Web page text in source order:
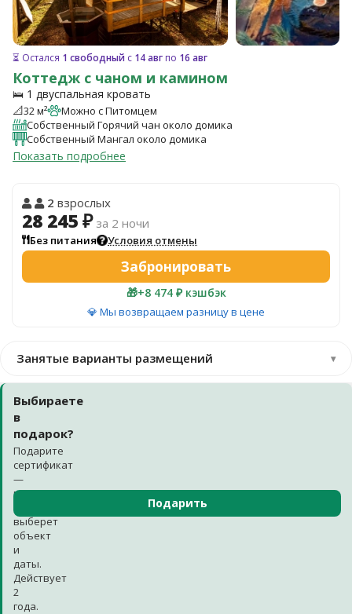
⏳ Остался 1 свободный с 14 авг по 16 авг
Коттедж с чаном и камином
🛌 1 двуспальная кровать
📐32 м²
Можно с Питомцем
Собственный Горячий чан около домика
Собственный Мангал около домика
Показать подробнее
2 взрослых
28 245 ₽за 2 ночи
Без питания Условия отмены
Забронировать
🎁+8 474 ₽ кэшбэк
💎 Мы возвращаем разницу в цене
Занятые варианты размещений ▾
Выбираете
в
подарок?
Подарите
сертификат
—
получатель
выберет
объект
и
даты.
Действует
2
года.
Подарить